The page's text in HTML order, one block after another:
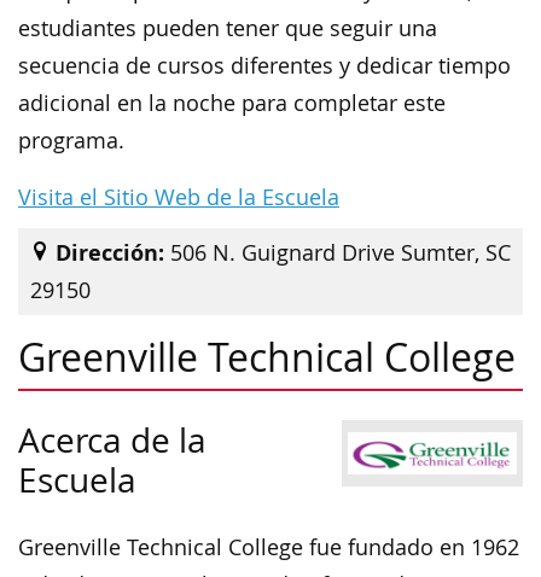
estudiantes pueden tener que seguir una
secuencia de cursos diferentes y dedicar tiempo
adicional en la noche para completar este
programa.
Visita el Sitio Web de la Escuela
Dirección: 506 N. Guignard Drive Sumter, SC
29150
Greenville Technical College
Acerca de la
Escuela
Greenville Technical College fue fundado en 1962